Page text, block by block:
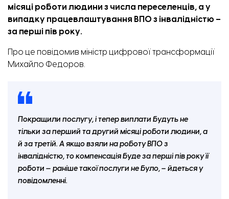
місяці роботи людини з числа переселенців, а у
випадку працевлаштування ВПО з інвалідністю –
за перші пів року.
Про це повідомив міністр цифрової трансформації
Михайло Федоров.
Покращили послугу, і тепер виплати будуть не
тільки за перший та другий місяці роботи людини, а
й за третій. А якщо взяли на роботу ВПО з
інвалідністю, то компенсація буде за перші пів року її
роботи — раніше такої послуги не було, – йдеться у
повідомленні.